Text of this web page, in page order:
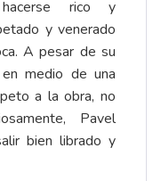
hacerse rico y
y venerado
A pesar de su
medio de una
a la obra, no
Pavel
bien librado y